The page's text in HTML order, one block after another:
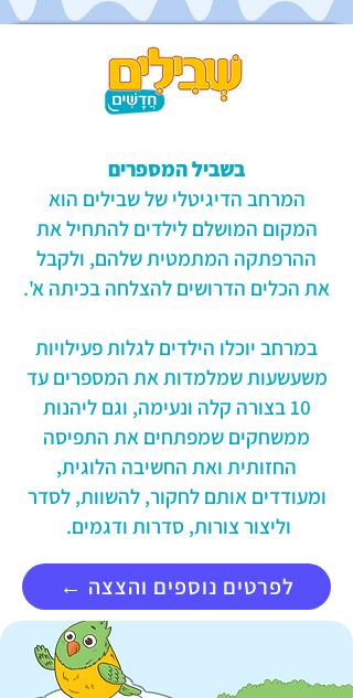
בשביל המספרים
המרחב הדיגיטלי של שבילים הוא
המקום המושלם לילדים להתחיל את
ההרפתקה המתמטית שלהם, ולקבל
את הכלים הדרושים להצלחה בכיתה א'.
במרחב יוכלו הילדים לגלות פעילויות
משעשעות שמלמדות את המספרים עד
10 בצורה קלה ונעימה, וגם ליהנות
ממשחקים שמפתחים את התפיסה
החזותית ואת החשיבה הלוגית,
ומעודדים אותם לחקור, להשוות, לסדר
וליצור צורות, סדרות ודגמים.
← לפרטים נוספים והצצה